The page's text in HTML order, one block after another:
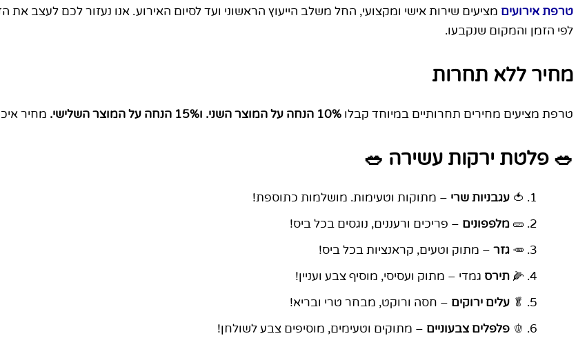
טרפתאירועים מציעים שירות אישי ומקצועי, החל משלב הייעוץ הראשוני ועד לסיום האירוע. אנו נעזור לכם לעצב את
לפי הזמן והמקום שנקבעו.
מחיר ללא תחרות
טרפת מציעים מחירים תחרותיים במיוחד קבלו 10% הנחה על המוצר השני. ו15% הנחה על המוצר השלישי. מחיר
🥗 פלטת ירקות עשירה 🥗
🍅 עגבניות שרי – מתוקות וטעימות. מושלמות כתוספת!
🥒 מלפפונים – פריכים ורעננים, נוגסים בכל ביס!
🥕 גזר – מתוק וטעים, קראנציות בכל ביס!
🌽 תירס גמדי – מתוק ועסיסי, מוסיף צבע ועניין!
🥬 עלים ירוקים – חסה ורוקט, מבחר טרי ובריא!
🫑 פלפלים צבעוניים – מתוקים וטעימים, מוסיפים צבע לשולחן!